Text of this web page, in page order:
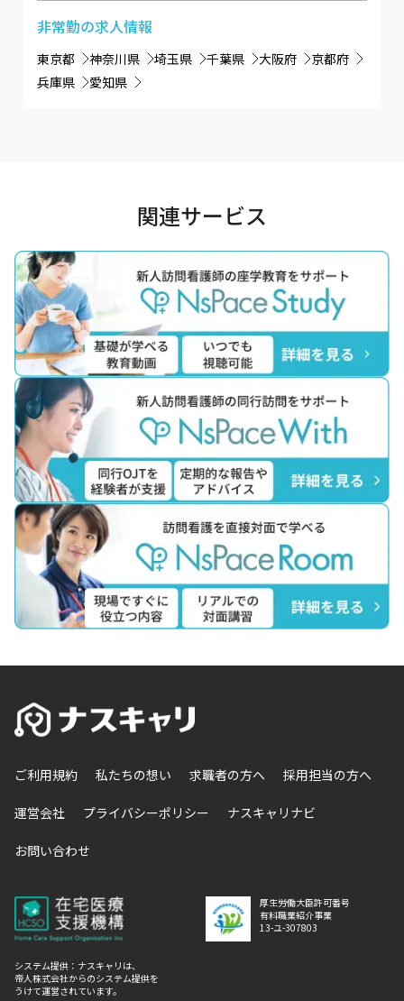
非常勤の求人情報
東京都 神奈川県 埼玉県 千葉県 大阪府
京都府
兵庫県
愛知県
関連サービス
ご利用規約 私たちの想い 求職者の方へ 採用担当の方へ
運営会社 プライバシーポリシー ナスキャリナビ
お問い合わせ
厚生労働大臣許可番号
有料職業紹介事業
13-ユ-307803
システム提供：ナスキャリは、
帝人株式会社からのシステム提供を
うけて運営されています。